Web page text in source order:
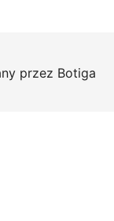
przez Botiga